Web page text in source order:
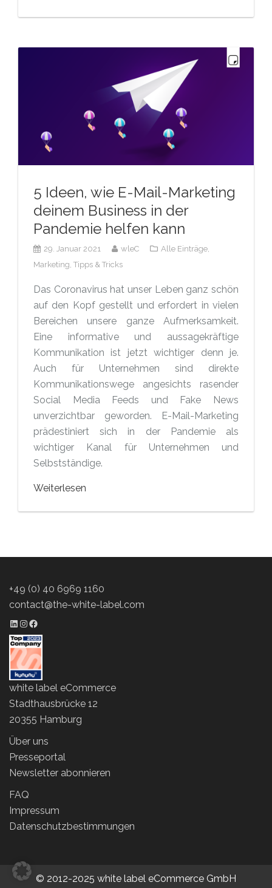
5 Ideen, wie E-Mail-Marketing
deinem Business in der
Pandemie helfen kann
29. Januar 2021 wleC
Alle Einträge,
Marketing, Tipps & Tricks
Das Coronavirus hat unser Leben ganz schön
auf den Kopf gestellt und erfordert in vielen
Bereichen unsere ganze Aufmerksamkeit.
Eine informative und aussagekräftige
Kommunikation ist jetzt wichtiger denn je.
Auch für Unternehmen sind direkte
Kommunikationswege angesichts rasender
Social Media Feeds und Fake News
unverzichtbar geworden. E-Mail-Marketing
prädestiniert sich in der Pandemie als
wichtiger Kanal für Unternehmen und
Selbstständige.
Weiterlesen
+49 (0) 40 6969 1160
contact@the-white-label.com
LinkedIn Profil
Instagram Profil
Facebook Profil
white label eCommerce
Stadthausbrücke 12
20355 Hamburg
Über uns
Presseportal
Newsletter abonnieren
FAQ
Impressum
Datenschutzbestimmungen
© 2012-2025 white label eCommerce GmbH